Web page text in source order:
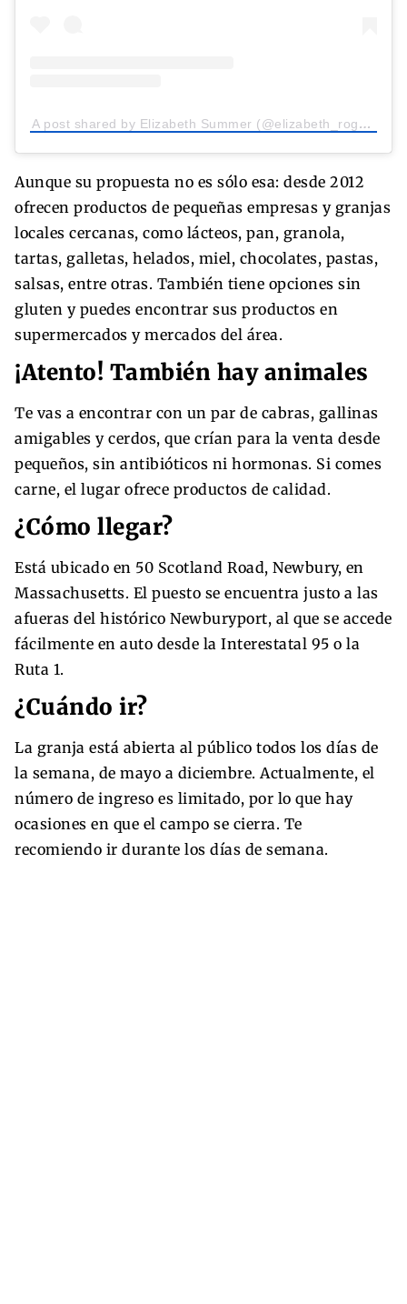
A post shared by Elizabeth Summer (@elizabeth_rogan)
Aunque su propuesta no es sólo esa: desde 2012
ofrecen productos de pequeñas empresas y granjas
locales cercanas, como lácteos, pan, granola,
tartas, galletas, helados, miel, chocolates, pastas,
salsas, entre otras. También tiene opciones sin
gluten y puedes encontrar sus productos en
supermercados y mercados del área.
¡Atento! También hay animales
Te vas a encontrar con un par de cabras, gallinas
amigables y cerdos, que crían para la venta desde
pequeños, sin antibióticos ni hormonas. Si comes
carne, el lugar ofrece productos de calidad.
¿Cómo llegar?
Está ubicado en 50 Scotland Road, Newbury, en
Massachusetts. El puesto se encuentra justo a las
afueras del histórico Newburyport, al que se accede
fácilmente en auto desde la Interestatal 95 o la
Ruta 1.
¿Cuándo ir?
La granja está abierta al público todos los días de
la semana, de mayo a diciembre. Actualmente, el
número de ingreso es limitado, por lo que hay
ocasiones en que el campo se cierra. Te
recomiendo ir durante los días de semana.